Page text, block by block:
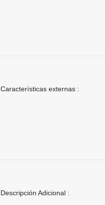
Características externas :
Descripción Adicional :